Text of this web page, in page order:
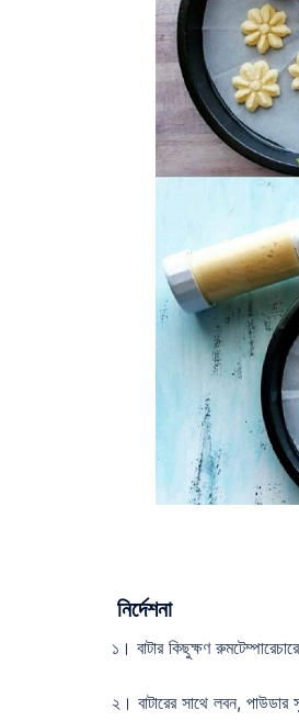
নির্দেশনা
১। বাটার কিছুক্ষণ
২। বাটারের সাথে লবন, পাউডার